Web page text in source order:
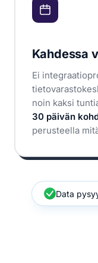
Kahdessa
Ei
noin kaksi
30 päivän
perusteella
Data